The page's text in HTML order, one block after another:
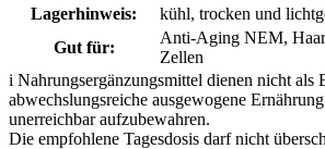
Lagerhinweis:
kühl, trocken und
Gut für:
Anti-Aging NEM,
Zellen
i Nahrungsergänzungsmittel dienen nicht als
abwechslungsreiche ausgewogene
unerreichbar aufzubewahren.
Die empfohlene Tagesdosis darf nicht